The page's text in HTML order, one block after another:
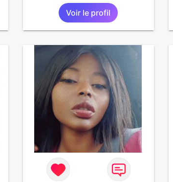
randonner, camper, voyager,
découvrir, comprendre des
nouveaux trucs techniques et
sur la vie des êtres vivants. J
bois pratiquement pas d alcool,
je fume rarement, je ris souvent.
Je cherche un vrai amoureux
pour continuer à profiter de la
vie mais à deux. Je peux tout
faire toute seule, mais j en ai
marre je veux partagé et rigoler
Voir le profil